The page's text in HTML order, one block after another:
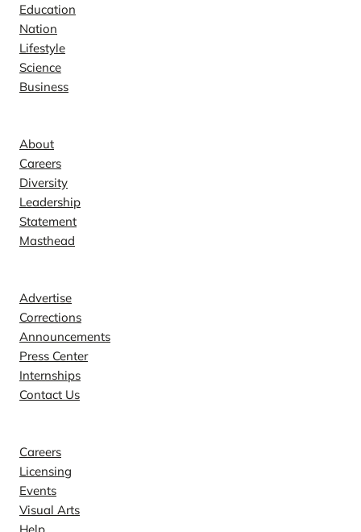
Education
Nation
Lifestyle
Science
Business
About
Careers
Diversity
Leadership
Statement
Masthead
Advertise
Corrections
Announcements
Press Center
Internships
Contact Us
Careers
Licensing
Events
Visual Arts